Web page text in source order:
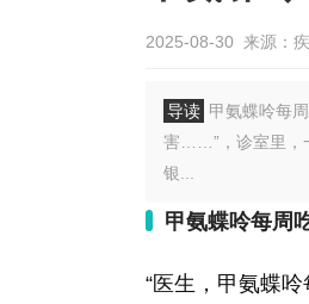
2025-08-30 来源：
导读 甲氨蝶呤每
害……”，诊室里，
银...
甲氨蝶呤每周
“医生，甲氨蝶